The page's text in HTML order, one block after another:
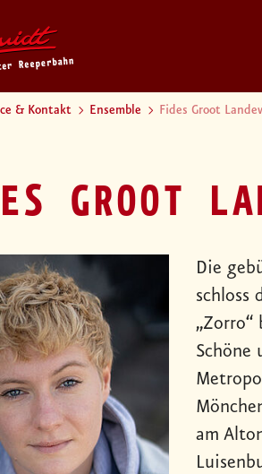
& Kontakt Ensemble Fides Groot
GROOT
Die
schloss
„Zorro“
Schöne
am